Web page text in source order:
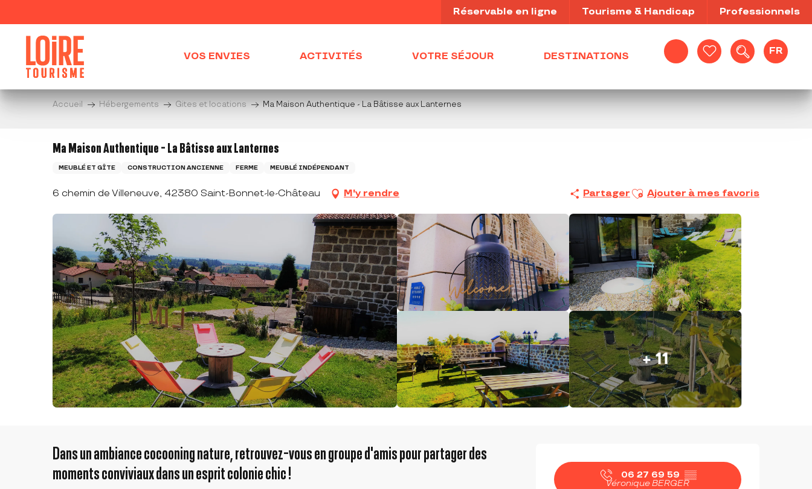
au
contenu
Recherche
FR
Réservable en ligne Tourisme & Handicap Professionnels
VOS ENVIES ACTIVITÉS VOTRE SÉJOUR DESTINATIONS
Accueil Hébergements Gites et locations Ma Maison Authentique - La Bâtisse aux Lanternes
Ma Maison Authentique - La Bâtisse aux Lanternes
MEUBLÉ ET GÎTE CONSTRUCTION ANCIENNE FERME MEUBLÉ INDÉPENDANT
6 chemin de Villeneuve, 42380 Saint-Bonnet-le-Château M'y rendre Partager Ajouter aux favoris
Ajouter à mes favoris
+ 11
OUVERTURE ET
06 27 69 59 ▒▒
Véronique BERGER
Dans un ambiance cocooning nature, retrouvez-vous en groupe d'amis pour partager des
moments conviviaux dans un esprit colonie chic !